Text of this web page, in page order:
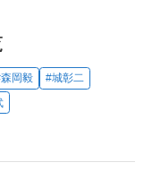
岡毅
#城彰二